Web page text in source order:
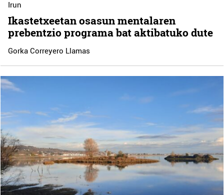
Irun
Ikastetxeetan osasun mentalaren
prebentzio programa bat aktibatuko dute
Gorka Correyero Llamas